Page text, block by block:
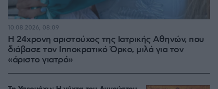
Η 24χρονη αριστούχος της Ιατρικής Αθηνών, που
διάβασε τον Ιπποκρατικό Όρκο, μιλά για τον
«άριστο γιατρό»
10.08.2026, 08:09